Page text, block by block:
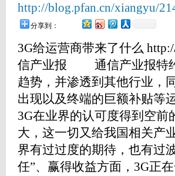
http://blog.pfan.cn/xiangyu/
分享到：
3G给运营商带来了什么
信产业报 通信产业报特
趋势，并渗透到其他行业，
出现以及终端的巨额补贴
3G在业界的认可度得到空
大，这一切又给我国相关
界有过过度的期待，也有过
任”、赢得收益方面，3G